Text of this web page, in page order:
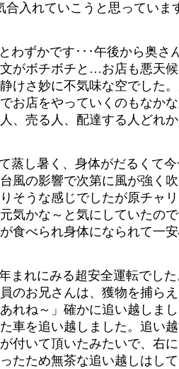
合入れていこうと思っていま
わずかです･･･午後から奥
がボチボチと…お店も悪天
けさ妙に不気味な空でした
お店をやっていくのもなか
、売る人、配達する人どれ
蒸し暑く、身体がだるくて
風の影響で次第に風が強く
そうな感じでしたが原チャ
気かな～と気にしていたの
食べられ身体になられて一安
まれにみる超安全運転でし
のお兄さんは、獲物を捕ら
れね～」確かに追い越しま
車を追い越しました。追い
付いて頂いたみたいで、右
たため無茶な追い越しはし